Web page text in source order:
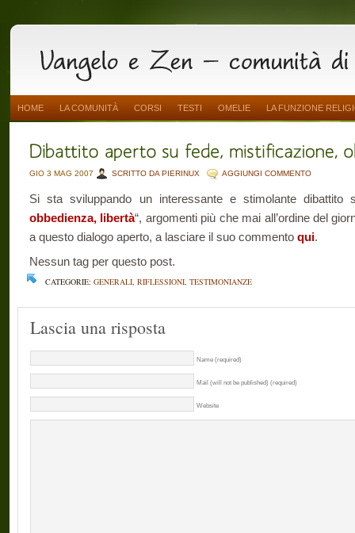
HOME LA COMUNITÀ CORSI TESTI OMELIE LA FUNZIONE
GIO 3 MAG 2007 SCRITTO DA PIERINUX AGGIUNGI COMMENTO
Si sta sviluppando un interessante e stimolante dibattito
obbedienza, libertà“, argomenti più che mai all’ordine del
a questo dialogo aperto, a lasciare il suo commento qui.
Nessun tag per questo post.
CATEGORIE: GENERALI, RIFLESSIONI, TESTIMONIANZE
Lascia una risposta
Name (required)
Mail (will not be published) (required)
Website